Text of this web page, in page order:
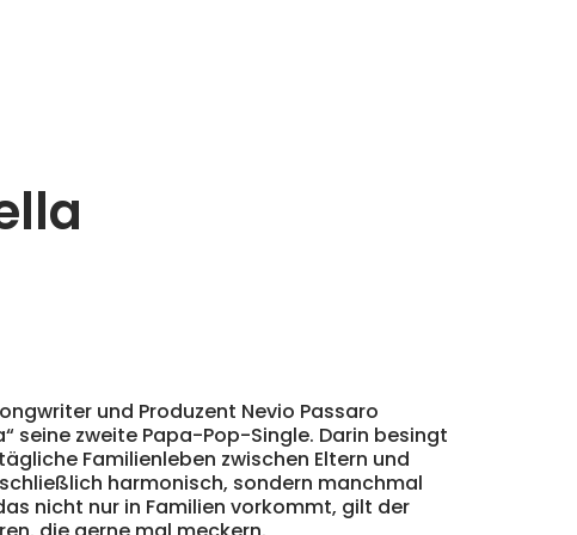
und Produzent Nevio Passaro
seine zweite Papa-Pop-Single. Darin besingt
Familienleben zwischen Eltern und
harmonisch, sondern manchmal
nicht nur in Familien vorkommt, gilt der